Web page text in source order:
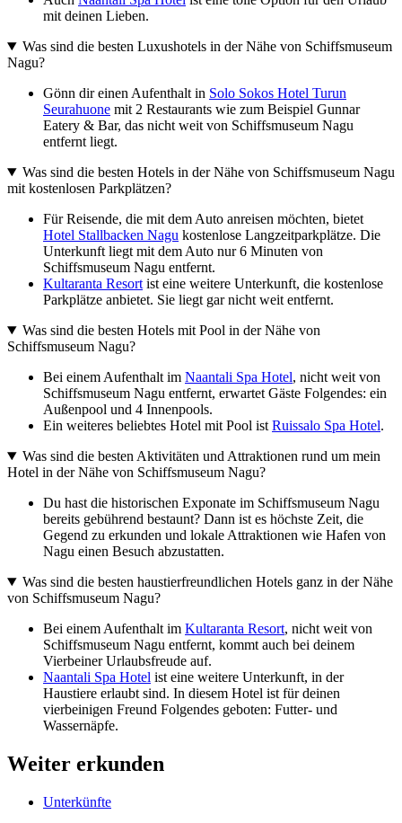
mit deinen Lieben.
Was sind die besten Luxushotels in der Nähe von Schiffsmuseum
Nagu?
Gönn dir einen Aufenthalt in Solo Sokos Hotel Turun
Seurahuone mit 2 Restaurants wie zum Beispiel Gunnar
Eatery & Bar, das nicht weit von Schiffsmuseum Nagu
entfernt liegt.
Was sind die besten Hotels in der Nähe von Schiffsmuseum Nagu
mit kostenlosen Parkplätzen?
Für Reisende, die mit dem Auto anreisen möchten, bietet
Hotel Stallbacken Nagu kostenlose Langzeitparkplätze. Die
Unterkunft liegt mit dem Auto nur 6 Minuten von
Schiffsmuseum Nagu entfernt.
Kultaranta Resort ist eine weitere Unterkunft, die kostenlose
Parkplätze anbietet. Sie liegt gar nicht weit entfernt.
Was sind die besten Hotels mit Pool in der Nähe von
Schiffsmuseum Nagu?
Bei einem Aufenthalt im Naantali Spa Hotel, nicht weit von
Schiffsmuseum Nagu entfernt, erwartet Gäste Folgendes: ein
Außenpool und 4 Innenpools.
Ein weiteres beliebtes Hotel mit Pool ist Ruissalo Spa Hotel.
Was sind die besten Aktivitäten und Attraktionen rund um mein
Hotel in der Nähe von Schiffsmuseum Nagu?
Du hast die historischen Exponate im Schiffsmuseum Nagu
bereits gebührend bestaunt? Dann ist es höchste Zeit, die
Gegend zu erkunden und lokale Attraktionen wie Hafen von
Nagu einen Besuch abzustatten.
Was sind die besten haustierfreundlichen Hotels ganz in der Nähe
von Schiffsmuseum Nagu?
Bei einem Aufenthalt im Kultaranta Resort, nicht weit von
Schiffsmuseum Nagu entfernt, kommt auch bei deinem
Vierbeiner Urlaubsfreude auf.
Naantali Spa Hotel ist eine weitere Unterkunft, in der
Haustiere erlaubt sind. In diesem Hotel ist für deinen
vierbeinigen Freund Folgendes geboten: Futter- und
Wassernäpfe.
Weiter erkunden
Unterkünfte